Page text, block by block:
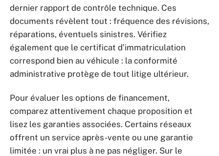
dernier rapport de contrôle technique. Ces
documents révèlent tout : fréquence des révisions,
réparations, éventuels sinistres. Vérifiez
également que le certificat d’immatriculation
correspond bien au véhicule : la conformité
administrative protège de tout litige ultérieur.
Pour évaluer les options de financement,
comparez attentivement chaque proposition et
lisez les garanties associées. Certains réseaux
offrent un service après-vente ou une garantie
limitée : un vrai plus à ne pas négliger. Sur le